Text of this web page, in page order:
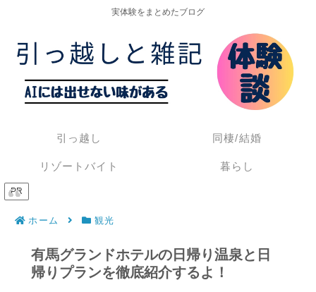
実体験をまとめたブログ
引っ越し 同棲/結婚
リゾートバイト 暮らし
PR
ホーム 観光
有馬グランドホテルの日帰り温泉と日
帰りプランを徹底紹介するよ！